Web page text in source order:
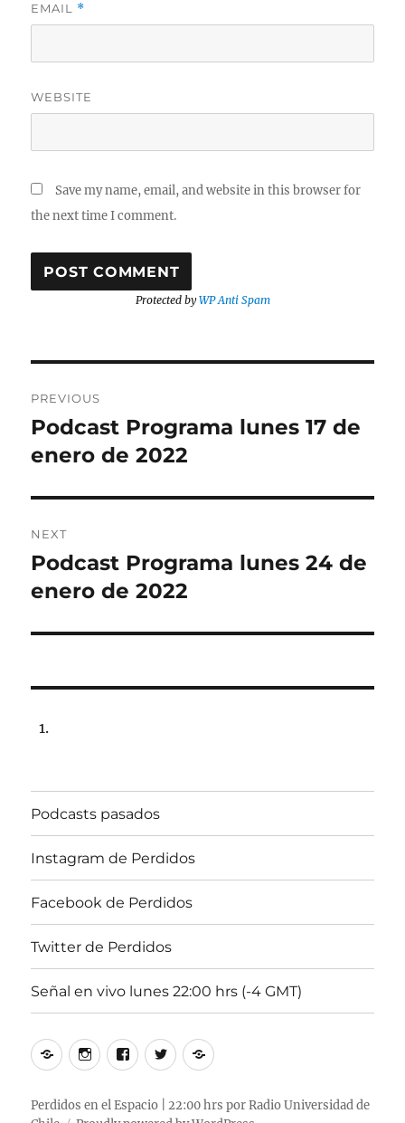
EMAIL *
WEBSITE
Save my name, email, and website in this browser for
the next time I comment.
Protected byWP Anti Spam
navigation
PREVIOUS
Previous
post:
Podcast Programa lunes 17 de
enero de 2022
NEXT
Next
post:
Podcast Programa lunes 24 de
enero de 2022
Podcasts pasados
Instagram de Perdidos
Facebook de Perdidos
Twitter de Perdidos
Señal en vivo lunes 22:00 hrs (-4 GMT)
PodcastsInstagram
Perdidos
Facebook
Perdidos
Twitter
Perdidos
Señal
vivo
Perdidos en el Espacio | 22:00 hrs por Radio Universidad de